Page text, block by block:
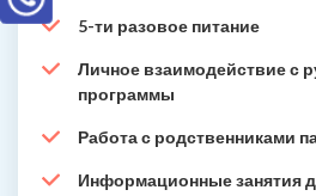
5-ти разовое питание
Личное взаимодействие с
программы
Работа с родственниками
Информационные занятия